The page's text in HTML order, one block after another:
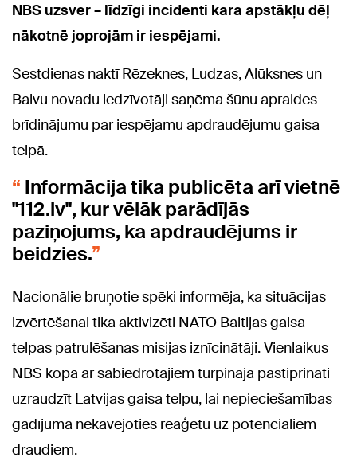
NBS uzsver – līdzīgi incidenti kara apstākļu dēļ
nākotnē joprojām ir iespējami.
Sestdienas naktī Rēzeknes, Ludzas, Alūksnes un
Balvu novadu iedzīvotāji saņēma šūnu apraides
brīdinājumu par iespējamu apdraudējumu gaisa
telpā.
Informācija tika publicēta arī vietnē
"112.lv", kur vēlāk parādījās
paziņojums, ka apdraudējums ir
beidzies.
Nacionālie bruņotie spēki informēja, ka situācijas
izvērtēšanai tika aktivizēti NATO Baltijas gaisa
telpas patrulēšanas misijas iznīcinātāji. Vienlaikus
NBS kopā ar sabiedrotajiem turpināja pastiprināti
uzraudzīt Latvijas gaisa telpu, lai nepieciešamības
gadījumā nekavējoties reaģētu uz potenciāliem
draudiem.